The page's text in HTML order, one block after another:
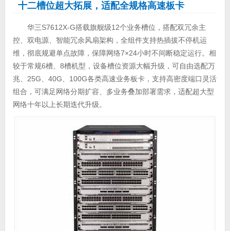
十二槽位超大拓展，适配全规格高速板卡
华三S7612X-G搭载旗舰级12个业务槽位，搭配双冗余主
控、双电源、智能冗余风扇架构，全组件支持热插拔不停机运
维，彻底规避单点故障，保障网络7×24小时不间断稳定运行。相
较于常规6槽、8槽机型，设备槽位资源大幅升级，可自由选配万
兆、25G、40G、100G各类高速业务板卡，支持高密度端口灵活
组合，可满足网络分期扩容、多业务叠加部署需求，适配超大型
网络十年以上长期迭代升级。